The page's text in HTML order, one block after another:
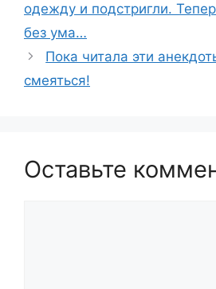
одежду и подстригли.
без ума…
Пока читала эти
смеяться!
Оставьте